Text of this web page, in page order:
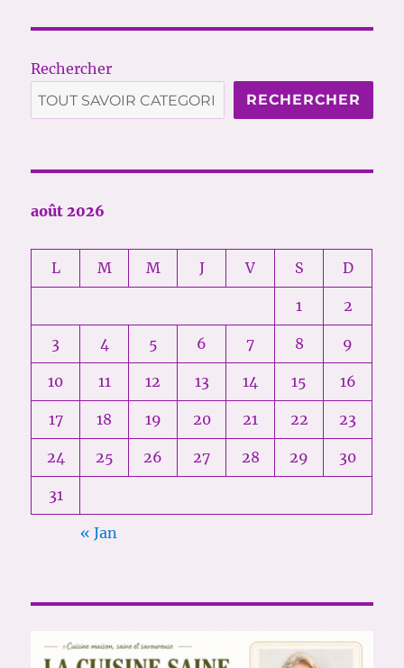
Rechercher
RECHERCHER
août 2026
L M M J V S D
1 2
3 4 5 6 7 8 9
10 11 12 13 14 15 16
17 18 19 20 21 22 23
24 25 26 27 28 29 30
31
« Jan